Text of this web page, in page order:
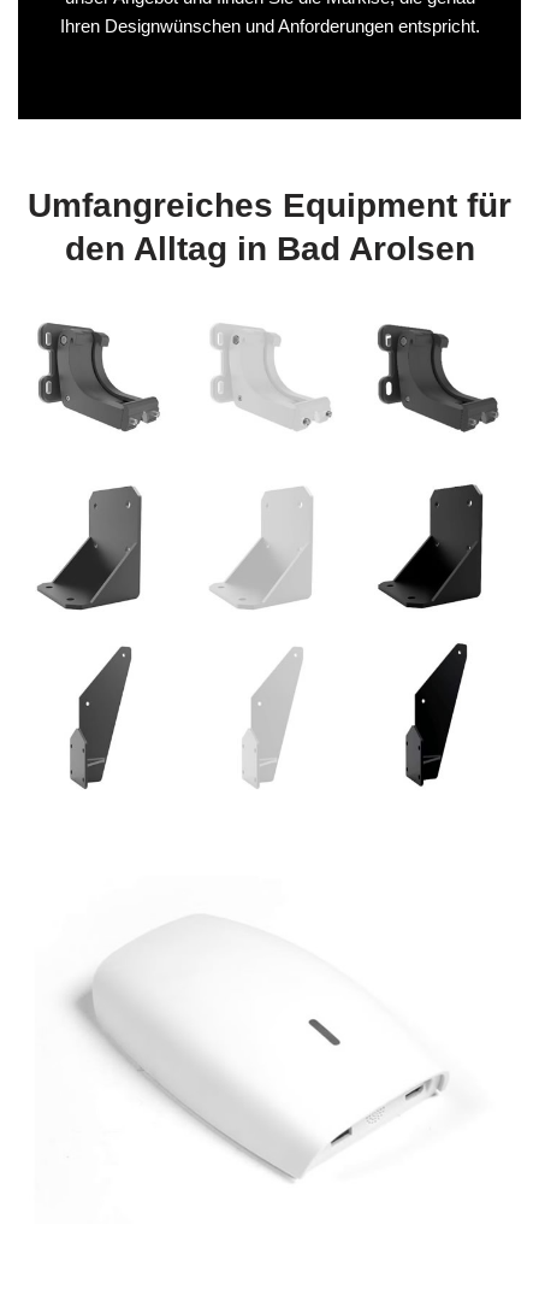
Ihren Designwünschen und Anforderungen entspricht.
Umfangreiches Equipment für
den Alltag in Bad Arolsen